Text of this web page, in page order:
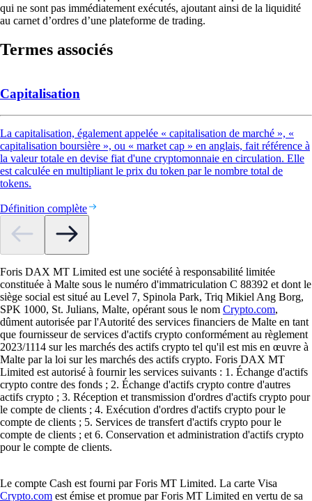
qui ne sont pas immédiatement exécutés, ajoutant ainsi de la liquidité
au carnet d’ordres d’une plateforme de trading.
Termes associés
Capitalisation
La capitalisation, également appelée « capitalisation de marché », «
capitalisation boursière », ou « market cap » en anglais, fait référence à
la valeur totale en devise fiat d'une cryptomonnaie en circulation. Elle
est calculée en multipliant le prix du token par le nombre total de
tokens.
Définition complète
Foris DAX MT Limited est une société à responsabilité limitée
constituée à Malte sous le numéro d'immatriculation C 88392 et dont le
siège social est situé au Level 7, Spinola Park, Triq Mikiel Ang Borg,
SPK 1000, St. Julians, Malte, opérant sous le nom Crypto.com,
dûment autorisée par l'Autorité des services financiers de Malte en tant
que fournisseur de services d'actifs crypto conformément au règlement
2023/1114 sur les marchés des actifs crypto tel qu'il est mis en œuvre à
Malte par la loi sur les marchés des actifs crypto. Foris DAX MT
Limited est autorisé à fournir les services suivants : 1. Échange d'actifs
crypto contre des fonds ; 2. Échange d'actifs crypto contre d'autres
actifs crypto ; 3. Réception et transmission d'ordres d'actifs crypto pour
le compte de clients ; 4. Exécution d'ordres d'actifs crypto pour le
compte de clients ; 5. Services de transfert d'actifs crypto pour le
compte de clients ; et 6. Conservation et administration d'actifs crypto
pour le compte de clients.
Le compte Cash est fourni par Foris MT Limited. La carte Visa
Crypto.com est émise et promue par Foris MT Limited en vertu de sa